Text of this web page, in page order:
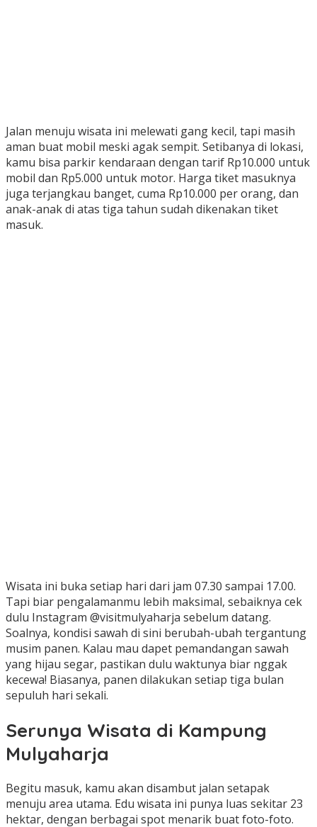
Jalan menuju wisata ini melewati gang kecil, tapi masih
aman buat mobil meski agak sempit. Setibanya di lokasi,
kamu bisa parkir kendaraan dengan tarif Rp10.000 untuk
mobil dan Rp5.000 untuk motor. Harga tiket masuknya
juga terjangkau banget, cuma Rp10.000 per orang, dan
anak-anak di atas tiga tahun sudah dikenakan tiket
masuk.
Wisata ini buka setiap hari dari jam 07.30 sampai 17.00.
Tapi biar pengalamanmu lebih maksimal, sebaiknya cek
dulu Instagram @visitmulyaharja sebelum datang.
Soalnya, kondisi sawah di sini berubah-ubah tergantung
musim panen. Kalau mau dapet pemandangan sawah
yang hijau segar, pastikan dulu waktunya biar nggak
kecewa! Biasanya, panen dilakukan setiap tiga bulan
sepuluh hari sekali.
Serunya Wisata di Kampung
Mulyaharja
Begitu masuk, kamu akan disambut jalan setapak
menuju area utama. Edu wisata ini punya luas sekitar 23
hektar, dengan berbagai spot menarik buat foto-foto.